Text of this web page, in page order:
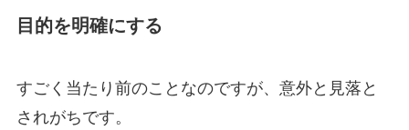
目的を明確にする
すごく当たり前のことなのですが、意外と見落と
されがちです。